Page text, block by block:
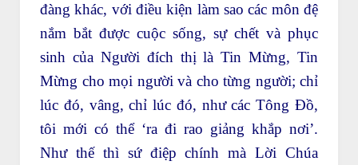
đàng khác, với điều kiện làm sao các môn đệ
nắm bắt được cuộc sống, sự chết và phục
sinh của Người đích thị là Tin Mừng, Tin
Mừng cho mọi người và cho từng người; chỉ
lúc đó, vâng, chỉ lúc đó, như các Tông Đồ,
tôi mới có thể ‘ra đi rao giảng khắp nơi’.
Như thế thì sứ điệp chính mà Lời Chúa